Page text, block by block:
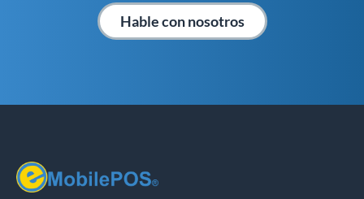
Hable con nosotros